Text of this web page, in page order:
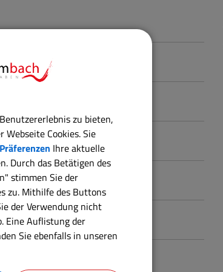
zu bieten,
Cookies. Sie
Ihre aktuelle
Durch das Betätigen des
stimmen Sie der
zu. Mithilfe des Buttons
der Verwendung nicht
Eine Auflistung der
Sie ebenfalls in unseren